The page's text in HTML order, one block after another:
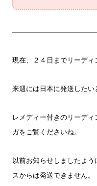
現在、２４日までリーディ
来週には日本に発送したい
レメディー付きのリーデ
ガをご覧くださいね。
以前お知らせしましたよ
スからは発送できません。